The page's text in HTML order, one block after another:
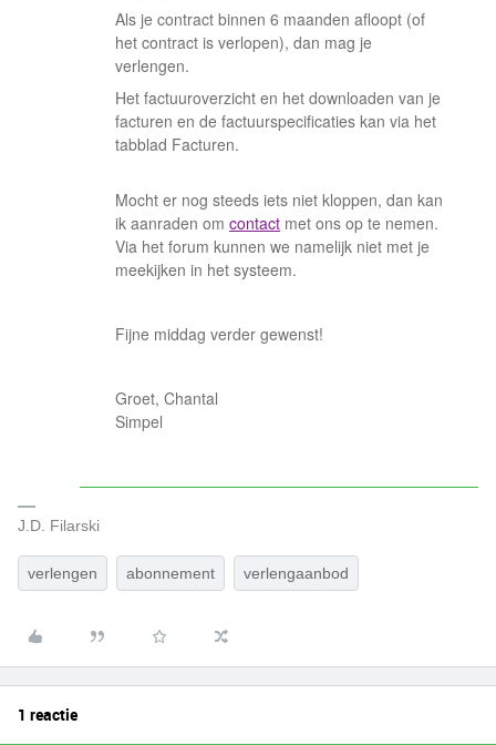
Als je contract binnen 6 maanden afloopt (of
het contract is verlopen), dan mag je
verlengen.
Het factuuroverzicht en het downloaden van je
facturen en de factuurspecificaties kan via het
tabblad Facturen.
Mocht er nog steeds iets niet kloppen, dan kan
ik aanraden om contact met ons op te nemen.
Via het forum kunnen we namelijk niet met je
meekijken in het systeem.
Fijne middag verder gewenst!
Groet, Chantal
Simpel
J.D. Filarski
verlengen abonnement verlengaanbod
1 reactie